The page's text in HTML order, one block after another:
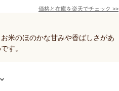
価格と在庫を楽天でチェック >>
米のほのかな甘みや香ばしさがあ
す。